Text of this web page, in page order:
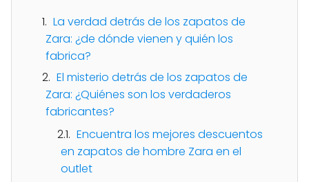
La verdad detrás de los zapatos de
Zara: ¿de dónde vienen y quién los
fabrica?
El misterio detrás de los zapatos de
Zara: ¿Quiénes son los verdaderos
fabricantes?
Encuentra los mejores descuentos
en zapatos de hombre Zara en el
outlet